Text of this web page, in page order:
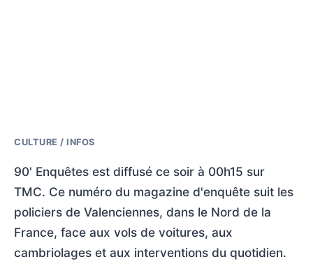
CULTURE / INFOS
90' Enquêtes est diffusé ce soir à 00h15 sur
TMC. Ce numéro du magazine d'enquête suit les
policiers de Valenciennes, dans le Nord de la
France, face aux vols de voitures, aux
cambriolages et aux interventions du quotidien.